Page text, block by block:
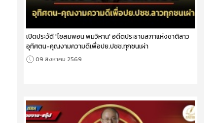
เปิดประวัติ 'ไซสมพอน พมวิหาน' อดีตประธานสภาแห่งชาติลาว
อุทิศตน-คุณงามความดีเพื่อปย.ปชช.ทุกชนเผ่า
09 สิงหาคม 2569